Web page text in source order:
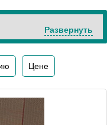
Развернуть
Цене